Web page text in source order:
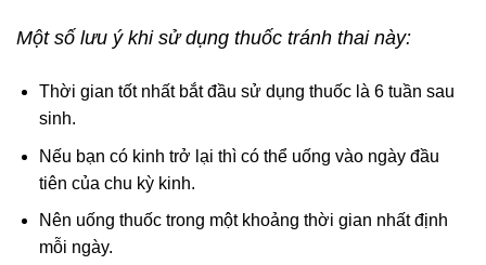
Một số lưu ý khi sử dụng thuốc tránh thai này:
Thời gian tốt nhất bắt đầu sử dụng thuốc là 6 tuần sau
sinh.
Nếu bạn có kinh trở lại thì có thể uống vào ngày đầu
tiên của chu kỳ kinh.
Nên uống thuốc trong một khoảng thời gian nhất định
mỗi ngày.